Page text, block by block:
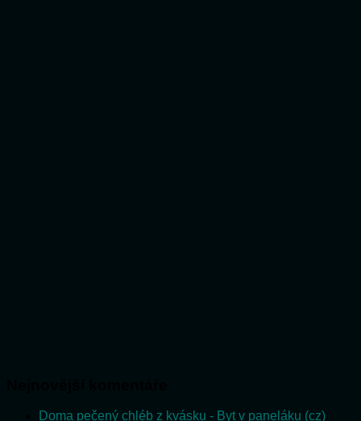
Doma pečený chléb z kvásku - Byt v paneláku (cz)